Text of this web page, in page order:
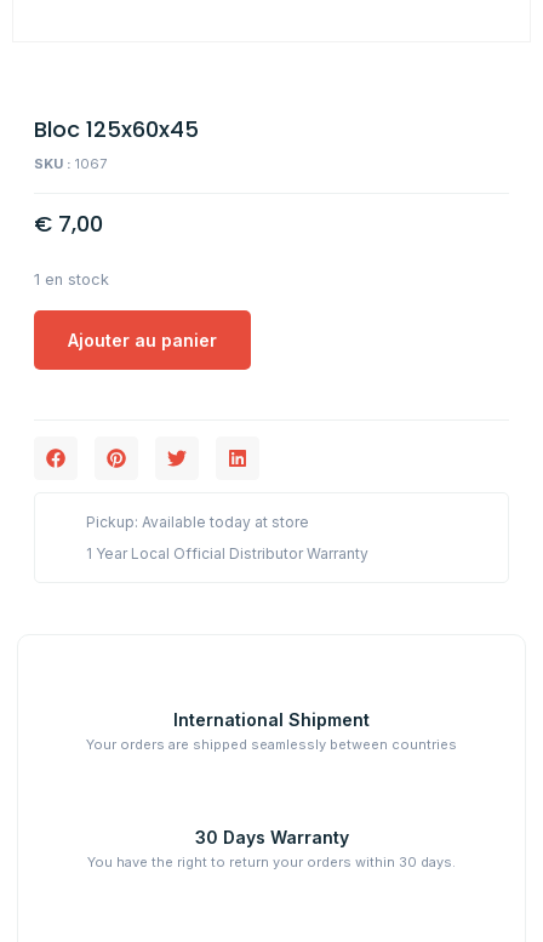
Bloc 125x60x45
SKU : 1067
€ 7,00
1 en stock
Ajouter au panier
Pickup: Available today at store
1 Year Local Official Distributor Warranty
International Shipment
Your orders are shipped seamlessly between countries
30 Days Warranty
You have the right to return your orders within 30 days.